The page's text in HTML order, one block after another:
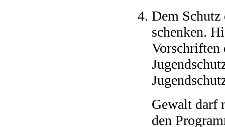
Dem Schutz
schenken.
Vorschriften
Gewalt darf
den